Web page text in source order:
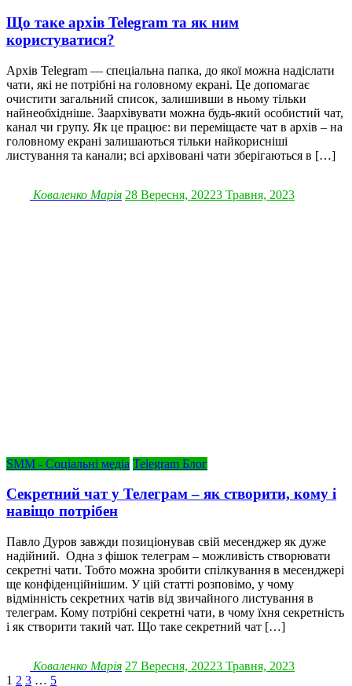
Що таке архів Telegram та як ним
користуватися?
Архів Telegram — спеціальна папка, до якої можна надіслати
чати, які не потрібні на головному екрані. Це допомагає
очистити загальний список, залишивши в ньому тільки
найнеобхідніше. Заархівувати можна будь-який особистий чат,
канал чи групу. Як це працює: ви переміщаєте чат в архів – на
головному екрані залишаються тільки найкорисніші
листування та канали; всі архівовані чати зберігаються в […]
Коваленко Марія 28 Вересня, 20223 Травня, 2023
SMM - Соціальні медіа Telegram Блог
Секретний чат у Телеграм – як створити, кому і
навіщо потрібен
Павло Дуров завжди позиціонував свій месенджер як дуже
надійний. Одна з фішок телеграм – можливість створювати
секретні чати. Тобто можна зробити спілкування в месенджері
ще конфіденційнішим. У цій статті розповімо, у чому
відмінність секретних чатів від звичайного листування в
телеграм. Кому потрібні секретні чати, в чому їхня секретність
і як створити такий чат. Що таке секретний чат […]
Коваленко Марія 27 Вересня, 20223 Травня, 2023
1 2 3 … 5